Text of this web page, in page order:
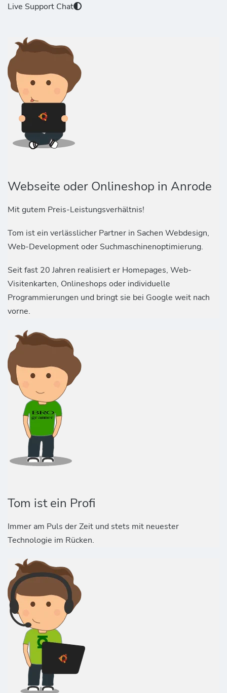
Live Support Chat
Webseite oder Onlineshop in Anrode
Mit gutem Preis-Leistungsverhältnis!
Tom ist ein verlässlicher Partner in Sachen Webdesign,
Web-Development oder Suchmaschinenoptimierung.
Seit fast 20 Jahren realisiert er Homepages, Web-
Visitenkarten, Onlineshops oder individuelle
Programmierungen und bringt sie bei Google weit nach
vorne.
Tom ist ein Profi
Immer am Puls der Zeit und stets mit neuester
Technologie im Rücken.